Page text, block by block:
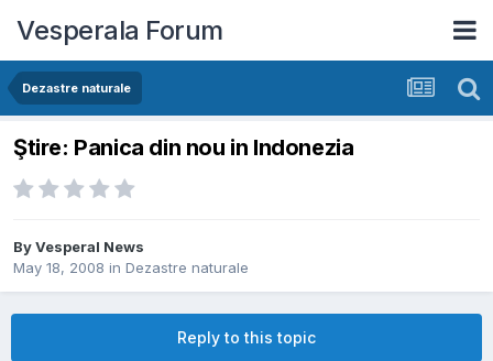
Vesperala Forum
Dezastre naturale
Ştire: Panica din nou in Indonezia
ByVesperal News
May 18, 2008 in Dezastre naturale
Reply to this topic